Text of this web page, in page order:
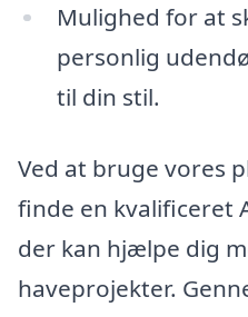
Mulighed for at
personlig
til din stil.
Ved at bruge vores
finde en kvalificeret
der kan hjælpe dig
haveprojekter.